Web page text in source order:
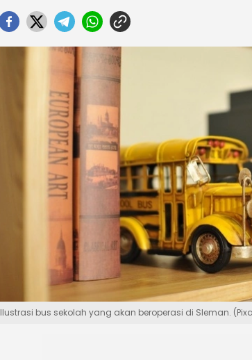
Ilustrasi bus sekolah yang akan beroperasi di Sleman.